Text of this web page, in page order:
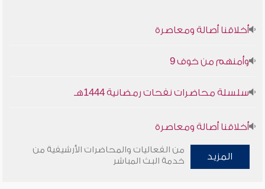
أخلاقنا أصالة ومعاصرة
وأمنهم من خوف 9
سلسلة محاضرات نفحات رمضانية 1444هـ
أخلاقنا أصالة ومعاصرة
وأمنهم من خوف 9
المزيد
من الفعاليات والمحاضرات الأرشيفية من
خدمة البث المباشر